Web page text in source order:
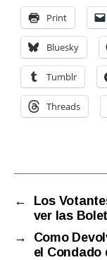
Print
Bluesky
Tumblr
Threads
←
Los
ver las
→
Como
el Condado